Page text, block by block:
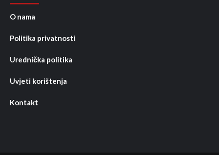
O nama
Politika privatnosti
Urednička politika
Uvjeti korištenja
Kontakt